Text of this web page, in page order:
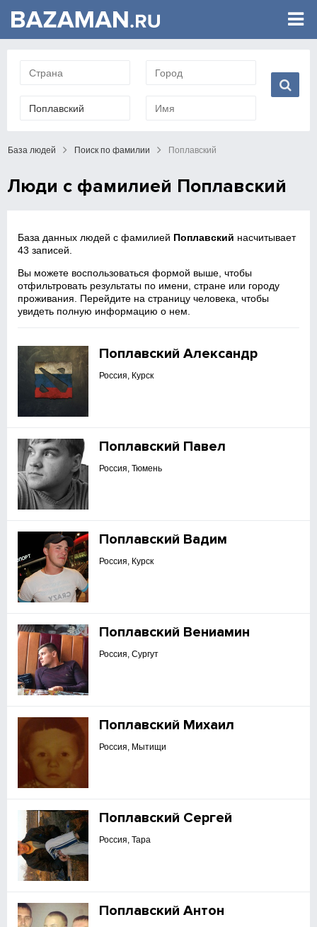
База людей Поиск по фамилии Поплавский
Люди с фамилией Поплавский
База данных людей с фамилией Поплавский насчитывает
43 записей.
Вы можете воспользоваться формой выше, чтобы
отфильтровать результаты по имени, стране или городу
проживания. Перейдите на страницу человека, чтобы
увидеть полную информацию о нем.
Поплавский Александр
Россия, Курск
Поплавский Павел
Россия, Тюмень
Поплавский Вадим
Россия, Курск
Поплавский Вениамин
Россия, Сургут
Поплавский Михаил
Россия, Мытищи
Поплавский Сергей
Россия, Тара
Поплавский Антон